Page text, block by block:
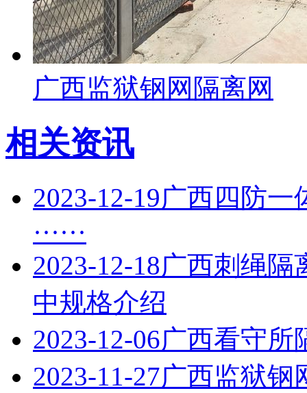
广西监狱钢网隔离网
相关资讯
2023-12-19广西四防一
······
2023-12-18广西刺绳隔
中规格介绍
2023-12-06广西看守所
2023-11-27广西监狱钢